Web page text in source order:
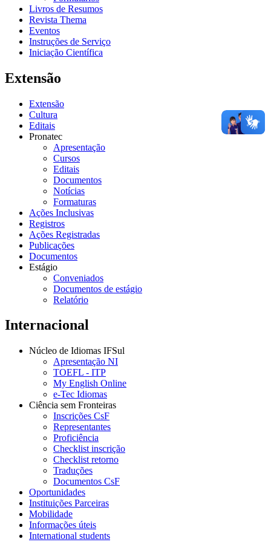
Livros de Resumos
Revista Thema
Eventos
Instruções de Serviço
Iniciação Científica
Extensão
Extensão
Cultura
Editais
Pronatec
Apresentação
Cursos
Editais
Documentos
Notícias
Formaturas
Ações Inclusivas
Registros
Ações Registradas
Publicações
Documentos
Estágio
Conveniados
Documentos de estágio
Relatório
Internacional
Núcleo de Idiomas IFSul
Apresentação NI
TOEFL - ITP
My English Online
e-Tec Idiomas
Ciência sem Fronteiras
Inscrições CsF
Representantes
Proficiência
Checklist inscrição
Checklist retorno
Traduções
Documentos CsF
Oportunidades
Instituições Parceiras
Mobilidade
Informações úteis
International students